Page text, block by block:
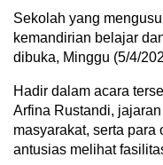
Sekolah yang
kemandirian belajar
dibuka, Minggu (5/4/
‎‎Hadir dalam acara
Arfina Rustandi,
masyarakat, serta para
antusias melihat